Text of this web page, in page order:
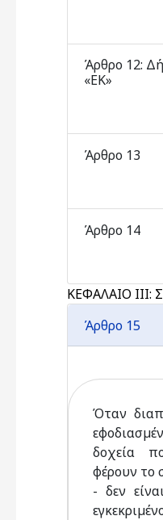
Άρθρο 12:
«ΕΚ»
Άρθρο 13
Άρθρο 14
ΚΕΦΑΛΑΙΟ ΙΙΙ:
Άρθρο 15
Όταν
δοχεία
φέρουν το
- δεν